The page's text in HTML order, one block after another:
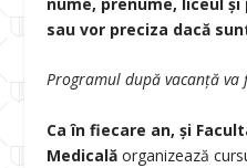
sau vor preciza dacă
Programul după vacanță va
Ca în fiecare an, și
Medicalăorganizează